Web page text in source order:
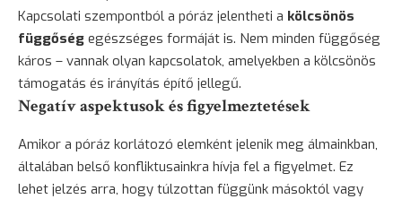
Kapcsolati szempontból a póráz jelentheti a kölcsönös
függőség egészséges formáját is. Nem minden függőség
káros – vannak olyan kapcsolatok, amelyekben a kölcsönös
támogatás és irányítás építő jellegű.
Negatív aspektusok és figyelmeztetések
Amikor a póráz korlátozó elemként jelenik meg álmainkban,
általában belső konfliktusainkra hívja fel a figyelmet. Ez
lehet jelzés arra, hogy túlzottan függünk másoktól vagy